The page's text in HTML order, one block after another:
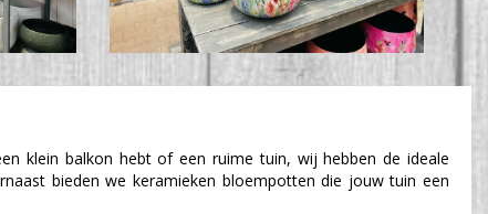
klein balkon hebt of een ruime tuin, wij hebben de ideale
bieden we keramieken bloempotten die jouw tuin een